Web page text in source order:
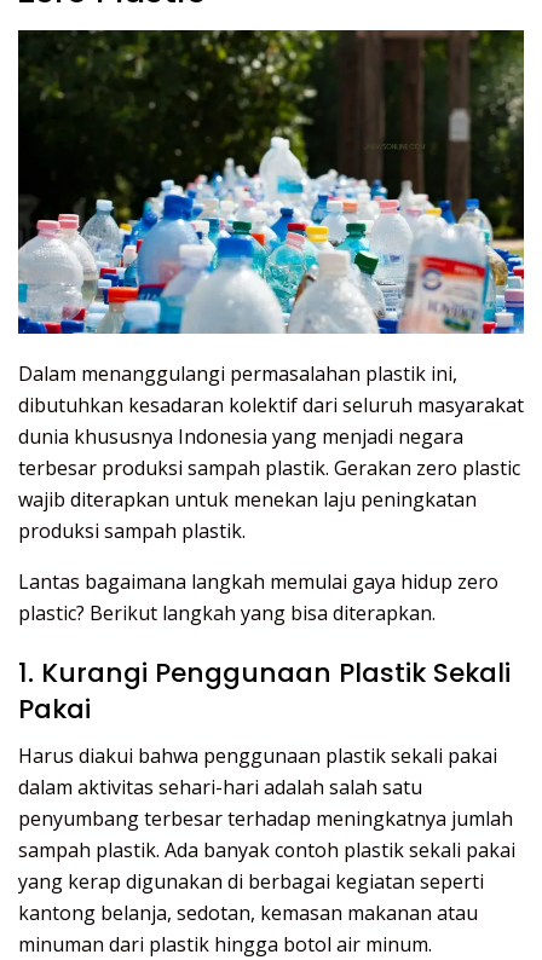
Dalam menanggulangi permasalahan plastik ini,
dibutuhkan kesadaran kolektif dari seluruh masyarakat
dunia khususnya Indonesia yang menjadi negara
terbesar produksi sampah plastik. Gerakan zero plastic
wajib diterapkan untuk menekan laju peningkatan
produksi sampah plastik.
Lantas bagaimana langkah memulai gaya hidup zero
plastic? Berikut langkah yang bisa diterapkan.
1. Kurangi Penggunaan Plastik Sekali
Pakai
Harus diakui bahwa penggunaan plastik sekali pakai
dalam aktivitas sehari-hari adalah salah satu
penyumbang terbesar terhadap meningkatnya jumlah
sampah plastik. Ada banyak contoh plastik sekali pakai
yang kerap digunakan di berbagai kegiatan seperti
kantong belanja, sedotan, kemasan makanan atau
minuman dari plastik hingga botol air minum.